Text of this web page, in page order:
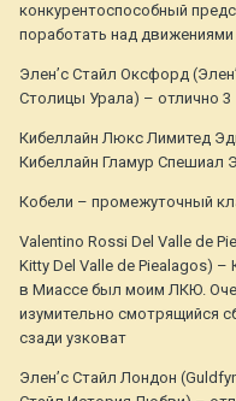
конкурентоспособный
поработать над движениями
Элен’с Стайл Оксфорд
Столицы Урала) – отлично 3
Кибеллайн Люкс Лимитед
Кибеллайн Гламур Спешиал
Кобели – промежуточный
Valentino Rossi Del Valle de
Kitty Del Valle de Piealagos)
в Миассе был моим ЛКЮ.
изумительно смотрящийся
сзади узковат
Элен’c Стайл Лондон